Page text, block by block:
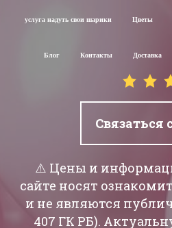
услуга надуть свои шарики Цветы
Блог Контакты Доставка
Связаться
⚠️ Цены и
сайте носят
и не являются
407 ГК РБ).